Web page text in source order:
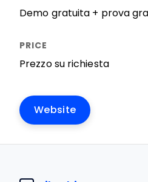
Demo gratuita + prova
Prezzo su richiesta
Website